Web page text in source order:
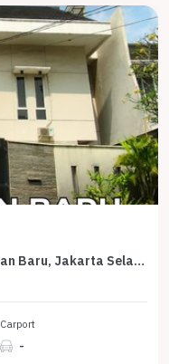
For Sale Tanah Premium di Kebayoran Baru, Jakarta Selatan, LT 2800m²
Carport
-